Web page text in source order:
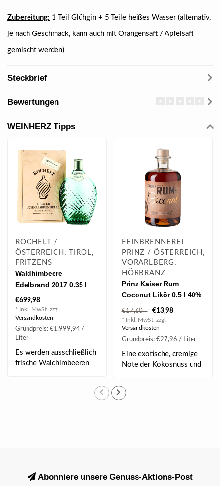
Zubereitung: 1 Teil Glühgin + 5 Teile heißes Wasser (alternativ,
je nach Geschmack, kann auch mit Orangensaft / Apfelsaft
gemischt werden)
Steckbrief
Bewertungen
WEINHERZ Tipps
ROCHELT /
ÖSTERREICH, TIROL,
FRITZENS
Waldhimbeere
Edelbrand 2017 0.35 l
52% vol
€699,98
* Inkl. MwSt. zzgl.
Versandkosten
Grundpreis: €1.999,94 /
Liter
Es werden ausschließlich
frische Waldhimbeeren
FEINBRENNEREI
PRINZ / ÖSTERREICH,
VORARLBERG,
HÖRBRANZ
Prinz Kaiser Rum
Coconut Likör 0.5 l 40%
vol
€17,60 €13,98
* Inkl. MwSt. zzgl.
Versandkosten
Grundpreis: €27,96 / Liter
Eine exotische, cremige
Note der Kokosnuss und
Abonniere unsere Genuss-Aktions-Post